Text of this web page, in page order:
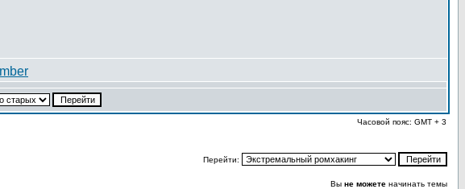
Часовой пояс: GMT + 3
Перейти:
Вы не можете начинать темы